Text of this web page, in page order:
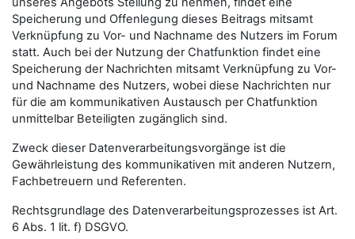
Speicherung und Offenlegung dieses Beitrags mitsamt
Verknüpfung zu Vor- und Nachname des Nutzers im Forum
statt. Auch bei der Nutzung der Chatfunktion findet eine
Speicherung der Nachrichten mitsamt Verknüpfung zu Vor-
und Nachname des Nutzers, wobei diese Nachrichten nur
für die am kommunikativen Austausch per Chatfunktion
unmittelbar Beteiligten zugänglich sind.
Zweck dieser Datenverarbeitungsvorgänge ist die
Gewährleistung des kommunikativen mit anderen Nutzern,
Fachbetreuern und Referenten.
Rechtsgrundlage des Datenverarbeitungsprozesses ist Art.
6 Abs. 1 lit. f) DSGVO.